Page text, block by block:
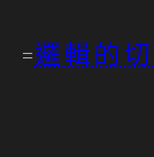
邏輯的